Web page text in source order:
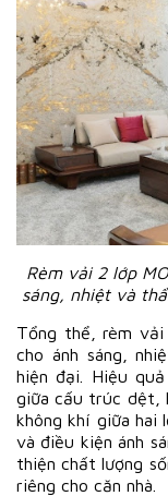
Rèm vải 2 lớp
sáng, nhiệt và
Tổng thể, rèm vải
cho ánh sáng,
hiện đại. Hiệu
giữa cấu trúc dệt,
không khí giữa hai
và điều kiện ánh
thiện chất lượng
riêng cho căn nhà.